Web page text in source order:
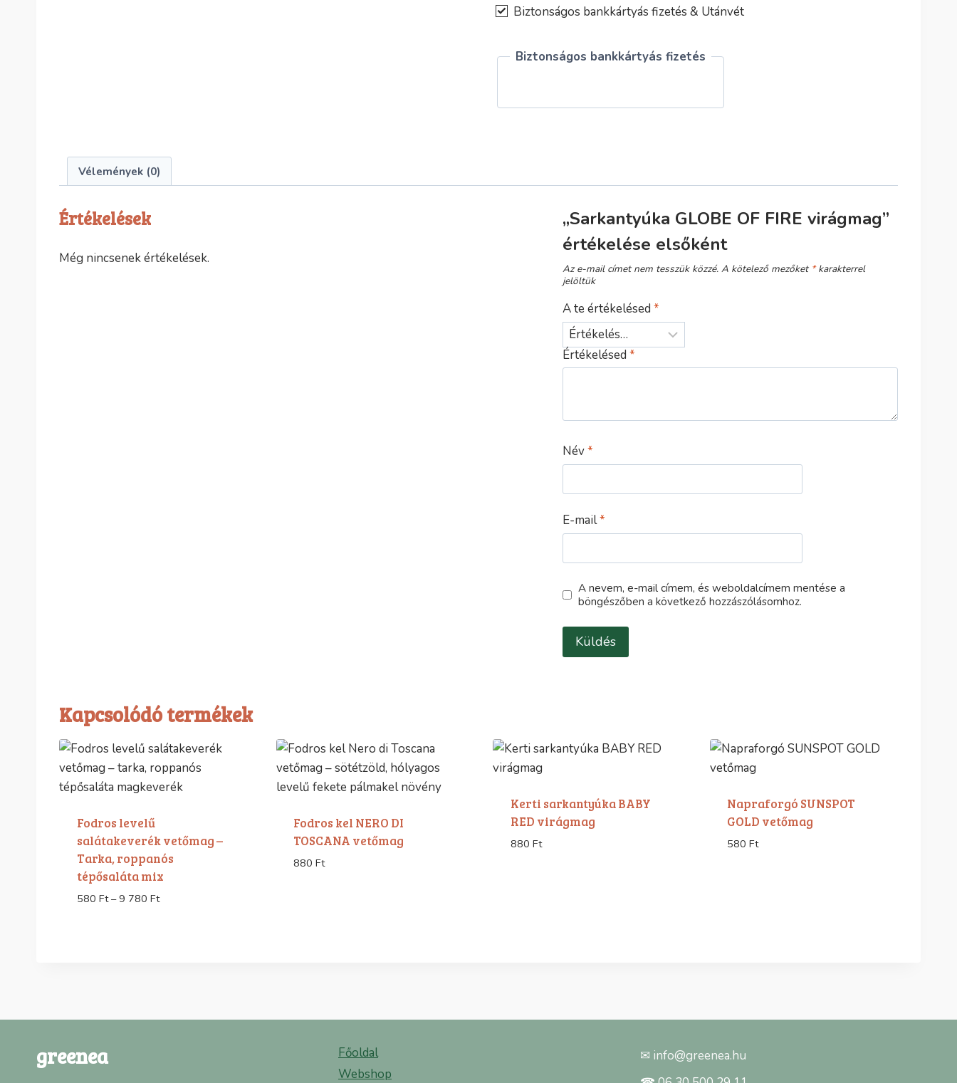
Biztonságos bankkártyás fizetés & Utánvét
Biztonságos bankkártyás fizetés
Vélemények (0)
Értékelések
Még nincsenek értékelések.
„Sarkantyúka GLOBE OF FIRE virágmag”
értékelése elsőként
Az e-mail címet nem tesszük közzé. A kötelező mezőket *karakterrel
jelöltük
A te értékelésed *
Értékelésed *
Név*
E-mail*
A nevem, e-mail címem, és weboldalcímem mentése a
böngészőben a következő hozzászólásomhoz.
Kapcsolódó termékek
Fodros levelű
salátakeverék vetőmag –
Tarka, roppanós
tépősaláta mix
580 Ft – 9 780 FtÁrtartomány:
Fodros kel NERO DI
TOSCANA vetőmag
880 Ft
Kerti sarkantyúka BABY
RED virágmag
880 Ft
Napraforgó SUNSPOT
GOLD vetőmag
580 Ft
greenea
Főoldal
Webshop
✉ info@greenea.hu